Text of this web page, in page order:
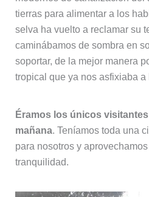
tierras para alimentar a los
selva ha vuelto a reclamar su
caminábamos de sombra en
soportar, de la mejor manera
tropical que ya nos asfixiaba a
Éramos los únicos
mañana. Teníamos toda una
para nosotros y
tranquilidad.